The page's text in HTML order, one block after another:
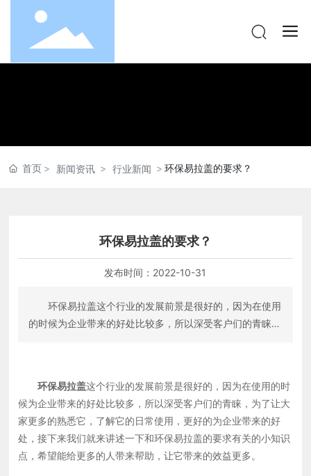
首页 新闻资讯 行业新闻 环保易拉盖的要求？
环保易拉盖的要求？
发布时间： 2022-10-31
环保易拉盖这个行业的发展前景是很好的，因为在使用
的时候为企业带来的好处比较多，所以深受客户们的青睐，
的效益更多。&nbsp; &nbsp; &nbsp; &nbsp; 这种安
全、轻便、美观的液态食品包装一上市就受到消费者的欢
迎，其总量的大部分用于世界各地各种饮料的包装，其余用
于啤酒打包。在每年生产的2400万吨啤酒中，超过50%用
易开的铝制两片罐包装。也就是说，啤酒市场生产的啤酒有
环保易拉盖这个行业的发展前景是很好的，因为在使用的时
候为企业带来的好处比较多，所以深受客户们的青睐，为了让大
家更多的熟悉它，了解它的日常使用，更好的为企业带来的好
处，接下来我们就来讲述一下和环保易拉盖的要求有关的小知识
点，希望能给更多的人带来帮助，让它带来的效益更多。